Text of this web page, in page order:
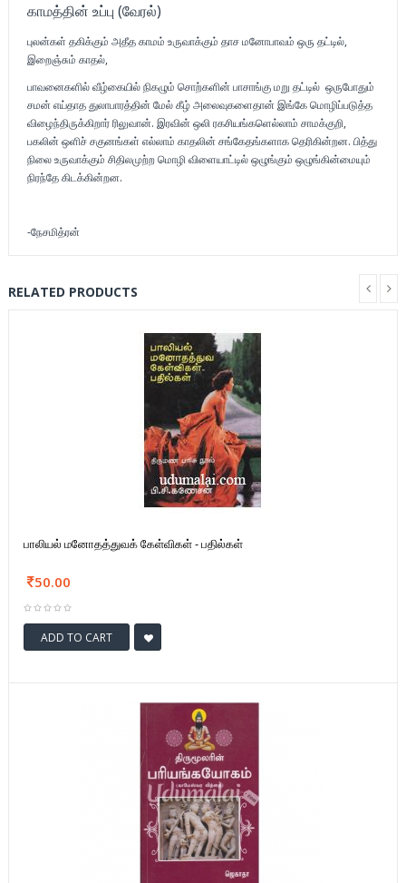
காமத்தின் உப்பு (வேரல்)
புலன்கள் தகிக்கும் அதீத காமம் உருவாக்கும் தாச மனோபாவம் ஒரு தட்டில்,
இறைஞ்சும் காதல்,
பாவனைகளில் வீழ்கையில் நிகழும் சொற்களின் பாசாங்கு மறு தட்டில் ஒருபோதும்
சமன் எய்தாத துலாபாரத்தின் மேல் கீழ் அலைவுகளைதான் இங்கே மொழிப்படுத்த
விழைந்திருக்கிறார் ரிலுவான். இரவின் ஒலி ரகசியங்களெல்லாம் சாமக்குறி,
பகலின் ஒளிச் சகுனங்கள் எல்லாம் காதலின் சங்கேதங்களாக தெரிகின்றன. பித்து
நிலை உருவாக்கும் சிதிலமுற்ற மொழி விளையாட்டில் ஒழுங்கும் ஒழுங்கின்மையும்
நிரந்தே கிடக்கின்றன.
-நேசமித்ரன்
RELATED PRODUCTS
பாலியல் மனோதத்துவக் கேள்விகள் - பதில்கள்
50.00
ADD TO CART